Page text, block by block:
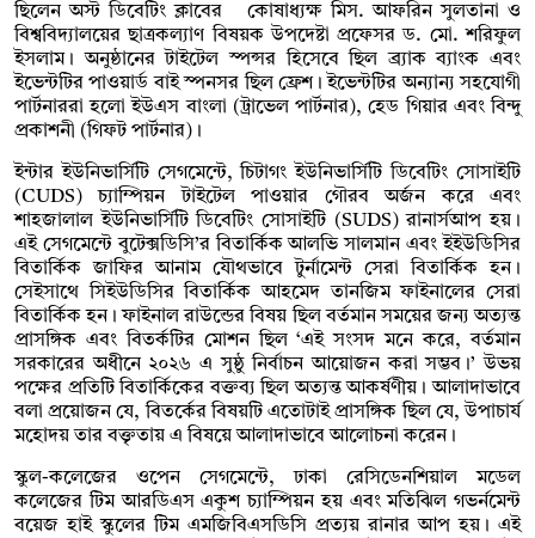
ছিলেন অস্ট ডিবেটিং ক্লাবের কোষাধ্যক্ষ মিস. আফরিন সুলতানা ও
বিশ্ববিদ্যালয়ের ছাত্রকল্যাণ বিষয়ক উপদেষ্টা প্রফেসর ড. মো. শরিফুল
ইসলাম। অনুষ্ঠানের টাইটেল স্পন্সর হিসেবে ছিল ব্র্যাক ব্যাংক এবং
ইভেন্টটির পাওয়ার্ড বাই স্পনসর ছিল ফ্রেশ। ইভেন্টটির অন্যান্য সহযোগী
পার্টনাররা হলো ইউএস বাংলা (ট্রাভেল পার্টনার), হেড গিয়ার এবং বিন্দু
প্রকাশনী (গিফট পার্টনার)।
ইন্টার ইউনিভার্সিটি সেগমেন্টে, চিটাগং ইউনিভার্সিটি ডিবেটিং সোসাইটি
(CUDS) চ্যাম্পিয়ন টাইটেল পাওয়ার গৌরব অর্জন করে এবং
শাহজালাল ইউনিভার্সিটি ডিবেটিং সোসাইটি (SUDS) রানার্সআপ হয়।
এই সেগমেন্টে বুটেক্সডিসি’র বিতার্কিক আলভি সালমান এবং ইইউডিসির
বিতার্কিক জাফির আনাম যৌথভাবে টুর্নামেন্ট সেরা বিতার্কিক হন।
সেইসাথে সিইউডিসির বিতার্কিক আহমেদ তানজিম ফাইনালের সেরা
বিতার্কিক হন। ফাইনাল রাউন্ডের বিষয় ছিল বর্তমান সময়ের জন্য অত্যন্ত
প্রাসঙ্গিক এবং বিতর্কটির মোশন ছিল ‘এই সংসদ মনে করে, বর্তমান
সরকারের অধীনে ২০২৬ এ সুষ্ঠু নির্বাচন আয়োজন করা সম্ভব।’ উভয়
পক্ষের প্রতিটি বিতার্কিকের বক্তব্য ছিল অত্যন্ত আকর্ষণীয়। আলাদাভাবে
বলা প্রয়োজন যে, বিতর্কের বিষয়টি এতোটাই প্রাসঙ্গিক ছিল যে, উপাচার্য
মহোদয় তার বক্তৃতায় এ বিষয়ে আলাদাভাবে আলোচনা করেন।
স্কুল-কলেজের ওপেন সেগমেন্টে, ঢাকা রেসিডেনশিয়াল মডেল
কলেজের টিম আরডিএস একুশ চ্যাম্পিয়ন হয় এবং মতিঝিল গভর্নমেন্ট
বয়েজ হাই স্কুলের টিম এমজিবিএসডিসি প্রত্যয় রানার আপ হয়। এই